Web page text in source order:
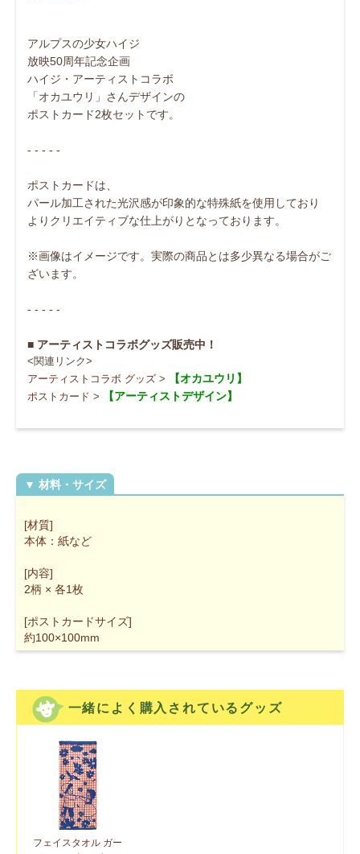
アルプスの少女ハイジ
放映50周年記念企画
ハイジ・アーティストコラボ
「オカユウリ」さんデザインの
ポストカード2枚セットです。
- - - - -
ポストカードは、
パール加工された光沢感が印象的な特殊紙を使用しており
よりクリエイティブな仕上がりとなっております。
※画像はイメージです。実際の商品とは多少異なる場合がご
ざいます。
- - - - -
■ アーティストコラボグッズ販売中！
<関連リンク>
アーティストコラボ グッズ > 【オカユウリ】
ポストカード > 【アーティストデザイン】
[材質]
本体：紙など
[内容]
2柄 × 各1枚
[ポストカードサイズ]
約100×100mm
一緒によく購入されているグッズ
フェイスタオル ガー